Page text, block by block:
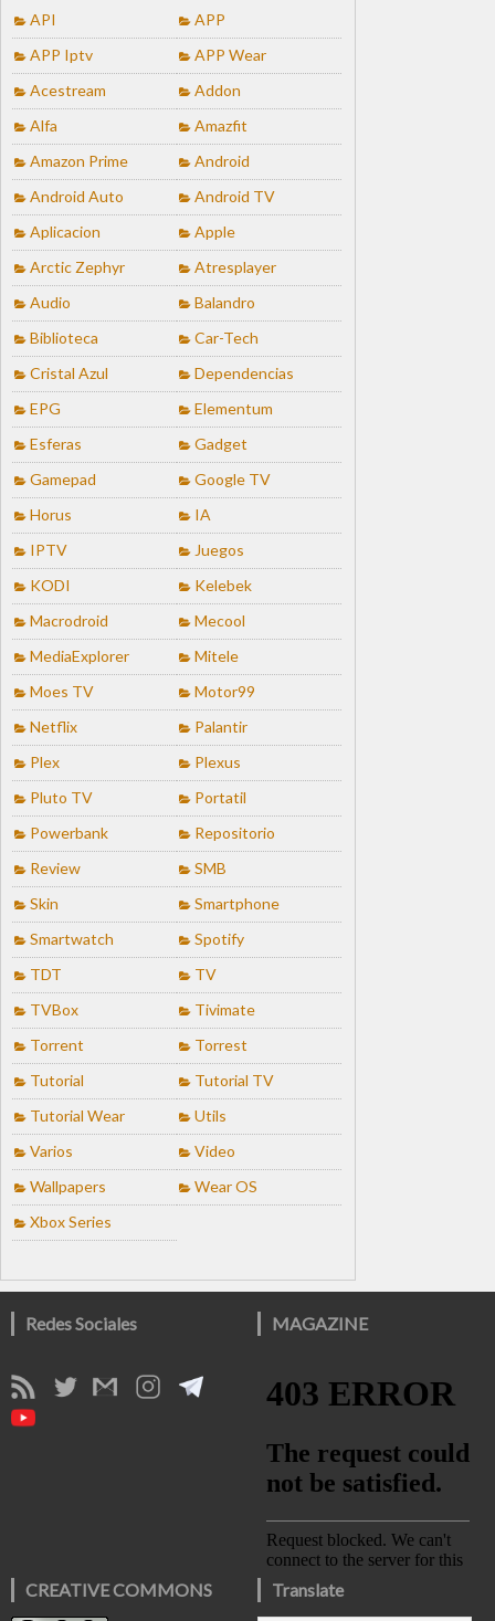
API
APP
APP Iptv
APP Wear
Acestream
Addon
Alfa
Amazfit
Amazon Prime
Android
Android Auto
Android TV
Aplicacion
Apple
Arctic Zephyr
Atresplayer
Audio
Balandro
Biblioteca
Car-Tech
Cristal Azul
Dependencias
EPG
Elementum
Esferas
Gadget
Gamepad
Google TV
Horus
IA
IPTV
Juegos
KODI
Kelebek
Macrodroid
Mecool
MediaExplorer
Mitele
Moes TV
Motor99
Netflix
Palantir
Plex
Plexus
Pluto TV
Portatil
Powerbank
Repositorio
Review
SMB
Skin
Smartphone
Smartwatch
Spotify
TDT
TV
TVBox
Tivimate
Torrent
Torrest
Tutorial
Tutorial TV
Tutorial Wear
Utils
Varios
Video
Wallpapers
Wear OS
Xbox Series
Redes Sociales MAGAZINE
CREATIVE COMMONS Translate